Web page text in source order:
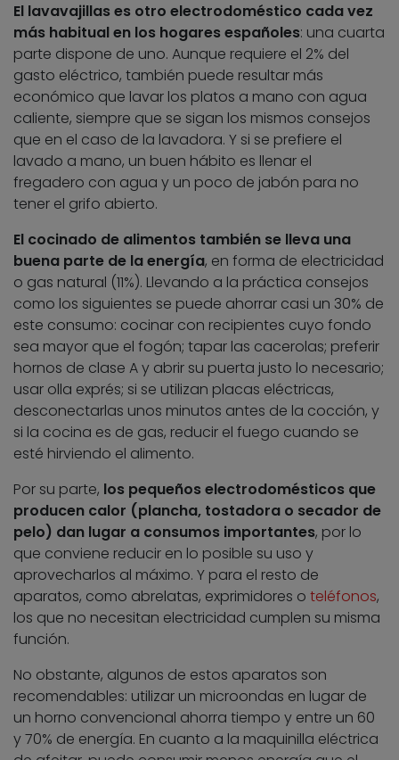
El lavavajillas es otro electrodoméstico cada vez
más habitual en los hogares españoles: una cuarta
parte dispone de uno. Aunque requiere el 2% del
gasto eléctrico, también puede resultar más
económico que lavar los platos a mano con agua
caliente, siempre que se sigan los mismos consejos
que en el caso de la lavadora. Y si se prefiere el
lavado a mano, un buen hábito es llenar el
fregadero con agua y un poco de jabón para no
tener el grifo abierto.
El cocinado de alimentos también se lleva una
buena parte de la energía, en forma de electricidad
o gas natural (11%). Llevando a la práctica consejos
como los siguientes se puede ahorrar casi un 30% de
este consumo: cocinar con recipientes cuyo fondo
sea mayor que el fogón; tapar las cacerolas; preferir
hornos de clase A y abrir su puerta justo lo necesario;
usar olla exprés; si se utilizan placas eléctricas,
desconectarlas unos minutos antes de la cocción, y
si la cocina es de gas, reducir el fuego cuando se
esté hirviendo el alimento.
Por su parte, los pequeños electrodomésticos que
producen calor (plancha, tostadora o secador de
pelo) dan lugar a consumos importantes, por lo
que conviene reducir en lo posible su uso y
aprovecharlos al máximo. Y para el resto de
aparatos, como abrelatas, exprimidores o teléfonos,
los que no necesitan electricidad cumplen su misma
función.
No obstante, algunos de estos aparatos son
recomendables: utilizar un microondas en lugar de
un horno convencional ahorra tiempo y entre un 60
y 70% de energía. En cuanto a la maquinilla eléctrica